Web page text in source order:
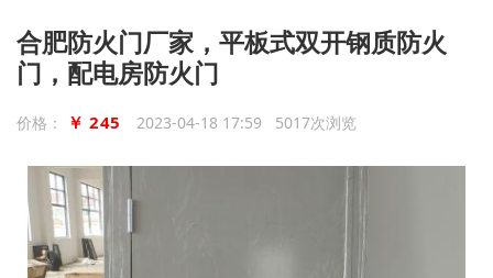
合肥防火门厂家，平板式双开钢质防火
门，配电房防火门
价格： ￥ 245 2023-04-18 17:59 5017次浏览